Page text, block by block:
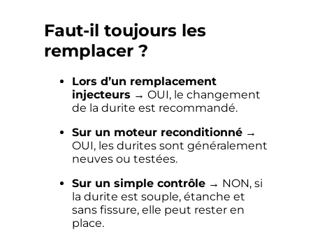
Faut-il toujours les
remplacer ?
Lors d’un remplacement
injecteurs → OUI, le changement
de la durite est recommandé.
Sur un moteur reconditionné →
OUI, les durites sont généralement
neuves ou testées.
Sur un simple contrôle → NON, si
la durite est souple, étanche et
sans fissure, elle peut rester en
place.